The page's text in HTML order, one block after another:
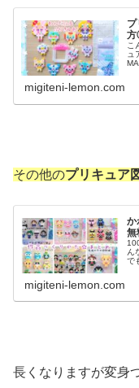
方
こ
ュ
migiteni-lemon.com
その他のプリキュア
か
無
ん
で
migiteni-lemon.com
長くなりますが変身